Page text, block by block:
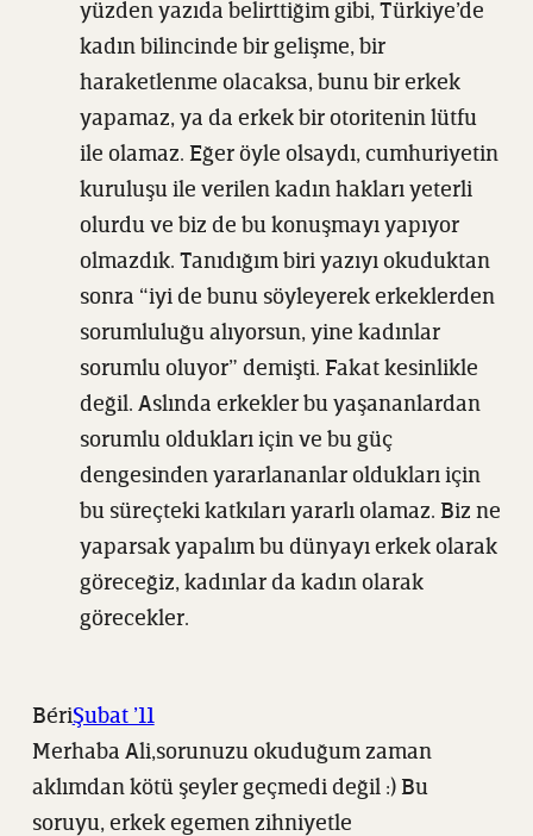
yüzden yazıda belirttiğim gibi, Türkiye’de
kadın bilincinde bir gelişme, bir
haraketlenme olacaksa, bunu bir erkek
yapamaz, ya da erkek bir otoritenin lütfu
ile olamaz. Eğer öyle olsaydı, cumhuriyetin
kuruluşu ile verilen kadın hakları yeterli
olurdu ve biz de bu konuşmayı yapıyor
olmazdık. Tanıdığım biri yazıyı okuduktan
sonra “iyi de bunu söyleyerek erkeklerden
sorumluluğu alıyorsun, yine kadınlar
sorumlu oluyor” demişti. Fakat kesinlikle
değil. Aslında erkekler bu yaşananlardan
sorumlu oldukları için ve bu güç
dengesinden yararlananlar oldukları için
bu süreçteki katkıları yararlı olamaz. Biz ne
yaparsak yapalım bu dünyayı erkek olarak
göreceğiz, kadınlar da kadın olarak
görecekler.
BériŞubat ’11
Merhaba Ali,sorunuzu okuduğum zaman
aklımdan kötü şeyler geçmedi değil :) Bu
soruyu, erkek egemen zihniyetle